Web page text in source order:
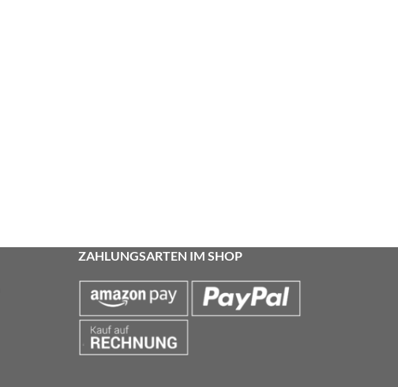
ZAHLUNGSARTEN IM SHOP